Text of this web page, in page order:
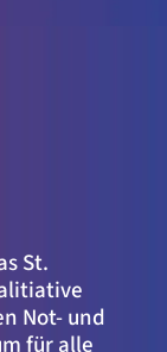
St.
Not- und
für alle